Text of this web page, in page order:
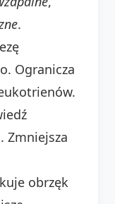
.
Ogranicza
Zmniejsza
obrzęk